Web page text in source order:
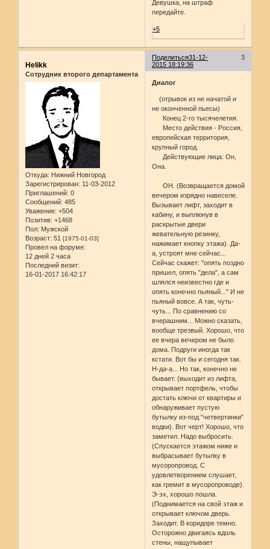
Девушка, на штраф
передайте.
+5
Поделиться 3
31-12-
2015 18:19:36
Helikk
Сотрудник второго департамента
Откуда: Нижний Новгород
Зарегистрирован: 11-03-2012
Приглашений: 0
Сообщений: 485
Уважение: +504
Позитив: +1468
Пол: Мужской
Возраст: 51 [1975-01-03]
Провел на форуме:
12 дней 2 часа
Последний визит:
16-01-2017 16:42:17
Диалог
(отрывок из не начатой и
не оконченной пьесы)
Конец 2-го тысячелетия.
Место действия - Россия,
европейская территория,
крупный город.
Действующие лица: Он,
Она.
ОН. (Возвращается домой
вечером изрядно навеселе.
Вызывает лифт, заходит в
кабину, и выплюнув в
раскрытые двери
жевательную резинку,
нажимает кнопку этажа). Да-
а, устроят мне сейчас...
Сейчас скажет: "опять поздно
пришел, опять "дела", а сам
шлялся неизвестно где и
опять конечно пьяный..." И не
пьяный вовсе. А так, чуть-
чуть... По сравнению со
вчерашним... Можно сказать,
вообще трезвый. Хорошо, что
ее вчера вечером не было
дома. Подруги иногда так
кстати. Вот бы и сегодня так.
Н-да-а... Но так, конечно не
бывает. (выходит из лифта,
открывает портфель, чтобы
достать ключи от квартиры и
обнаруживает пустую
бутылку из-под "четвертинки"
водки). Вот черт! Хорошо, что
заметил. Надо выбросить.
(Спускается этажом ниже и
выбрасывает бутылку в
мусоропровод. С
удовлетворением слушает,
как гремит в мусоропроводе).
Э-эх, хорошо пошла.
(Поднимается на свой этаж и
открывает ключом дверь.
Заходит. В коридоре темно.
Осторожно двигаясь вдоль
стены, нащупывает